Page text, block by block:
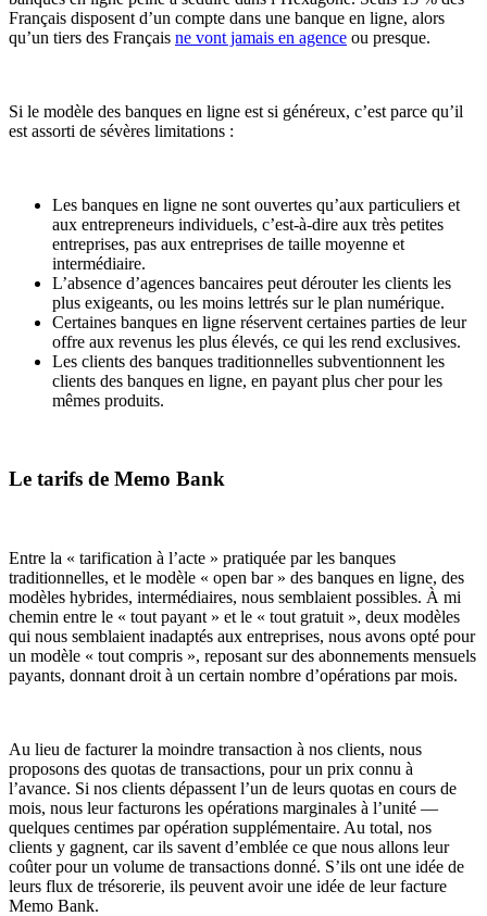
Français disposent d’un compte dans une banque en ligne, alors
qu’un tiers des Français ne vont jamais en agence ou presque.
Si le modèle des banques en ligne est si généreux, c’est parce qu’il
est assorti de sévères limitations :
Les banques en ligne ne sont ouvertes qu’aux particuliers et
aux entrepreneurs individuels, c’est-à-dire aux très petites
entreprises, pas aux entreprises de taille moyenne et
intermédiaire.
L’absence d’agences bancaires peut dérouter les clients les
plus exigeants, ou les moins lettrés sur le plan numérique.
Certaines banques en ligne réservent certaines parties de leur
offre aux revenus les plus élevés, ce qui les rend exclusives.
Les clients des banques traditionnelles subventionnent les
clients des banques en ligne, en payant plus cher pour les
mêmes produits.
Le tarifs de Memo Bank
Entre la « tarification à l’acte » pratiquée par les banques
traditionnelles, et le modèle « open bar » des banques en ligne, des
modèles hybrides, intermédiaires, nous semblaient possibles. À mi
chemin entre le « tout payant » et le « tout gratuit », deux modèles
qui nous semblaient inadaptés aux entreprises, nous avons opté pour
un modèle « tout compris », reposant sur des abonnements mensuels
payants, donnant droit à un certain nombre d’opérations par mois.
Au lieu de facturer la moindre transaction à nos clients, nous
proposons des quotas de transactions, pour un prix connu à
l’avance. Si nos clients dépassent l’un de leurs quotas en cours de
mois, nous leur facturons les opérations marginales à l’unité —
quelques centimes par opération supplémentaire. Au total, nos
clients y gagnent, car ils savent d’emblée ce que nous allons leur
coûter pour un volume de transactions donné. S’ils ont une idée de
leurs flux de trésorerie, ils peuvent avoir une idée de leur facture
Memo Bank.